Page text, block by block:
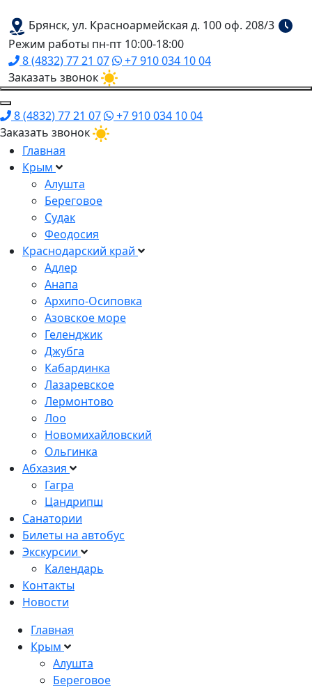
Брянск, ул. Красноармейская д. 100 оф. 208/3
Режим работы пн-пт 10:00-18:00
8 (4832) 77 21 07
+7 910 034 10 04
Заказать звонок
8 (4832) 77 21 07
+7 910 034 10 04
Заказать звонок
Главная
Крым
Алушта
Береговое
Судак
Феодосия
Краснодарский край
Адлер
Анапа
Архипо-Осиповка
Азовское море
Геленджик
Джубга
Кабардинка
Лазаревское
Лермонтово
Лоо
Новомихайловский
Ольгинка
Абхазия
Гагра
Цандрипш
Санатории
Билеты на автобус
Экскурсии
Календарь
Контакты
Новости
Главная
Крым
Алушта
Береговое